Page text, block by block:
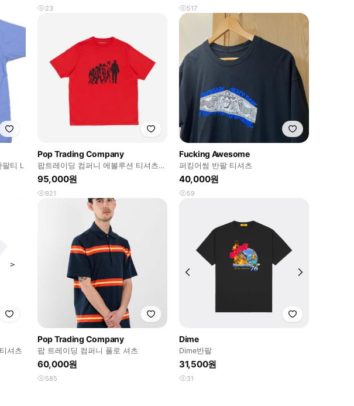
23 517
티 L
Pop Trading Company
팝트레이딩 컴퍼니 에볼루션 티셔츠
고지 베리 S
95,000원
921
Fucking Awesome
퍼킹어썸 반팔 티셔츠
40,000원
59
셔츠
Pop Trading Company
팝 트레이딩 컴퍼니 폴로 셔츠
60,000원
585
Dime
Dime반팔
31,500원
31